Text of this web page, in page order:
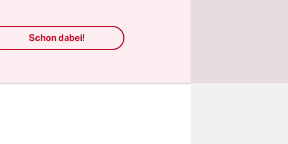
Schon dabei!